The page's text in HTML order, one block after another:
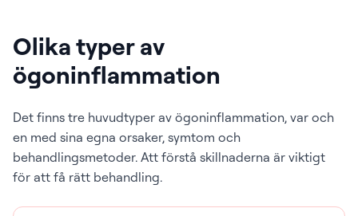
Olika typer av
ögoninflammation
Det finns tre huvudtyper av ögoninflammation, var och
en med sina egna orsaker, symtom och
behandlingsmetoder. Att förstå skillnaderna är viktigt
för att få rätt behandling.